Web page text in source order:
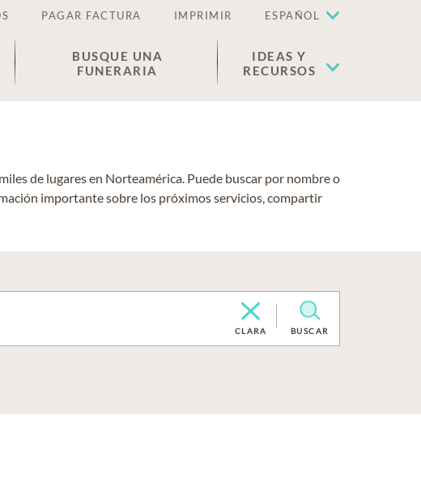
PAGAR FACTURA IMPRIMIR ESPAÑOL
BUSQUE UNA
FUNERARIA
IDEAS Y
RECURSOS
de lugares en Norteamérica. Puede buscar por nombre o
importante sobre los próximos servicios, compartir
CLARA BUSCAR